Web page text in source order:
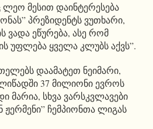
მესით დაინტერესება
პრეზიდენტს ვუთხარი,
ვადა ეწურება, ასე რომ
უფლება ყველა კლუბს აქვს”.
დაამატეთ ნეიმარი,
37 მილიონი ევროს
მარია, სხვა ვარსკვლავები
ჩემპიონთა ლიგას